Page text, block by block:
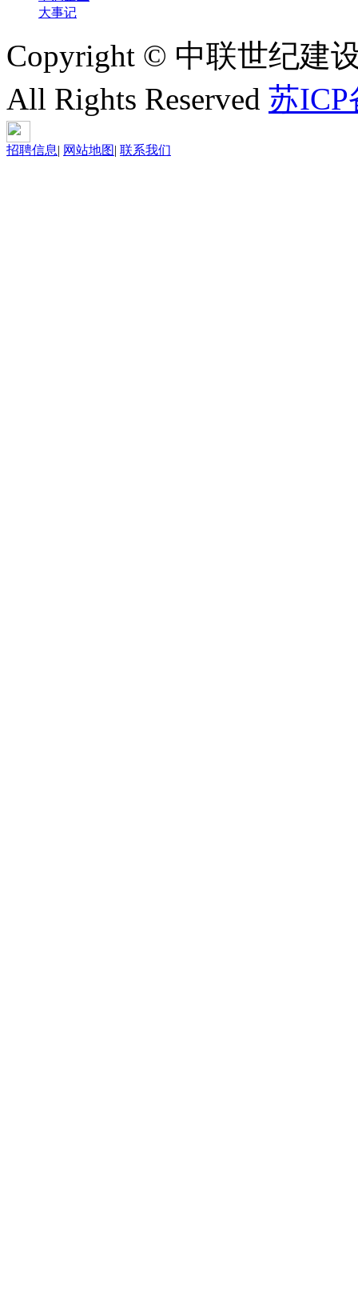
大事记
Copyright © 中联世纪建
All Rights Reserved 苏ICP
招聘信息| 网站地图| 联系我们